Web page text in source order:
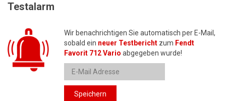
Testalarm
Wir benachrichtigen Sie automatisch per E-Mail,
sobald ein neuer Testbericht zum Fendt
Favorit 712 Vario abgegeben wurde!
Speichern